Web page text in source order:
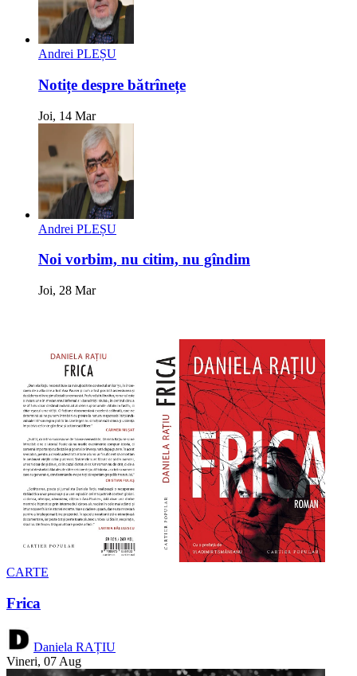
Andrei PLEȘU
Notițe despre bătrînețe
Joi, 14 Mar
Andrei PLEȘU
Noi vorbim, nu citim, nu gîndim
Joi, 28 Mar
CARTE
Frica
Daniela RAȚIU
Vineri, 07 Aug